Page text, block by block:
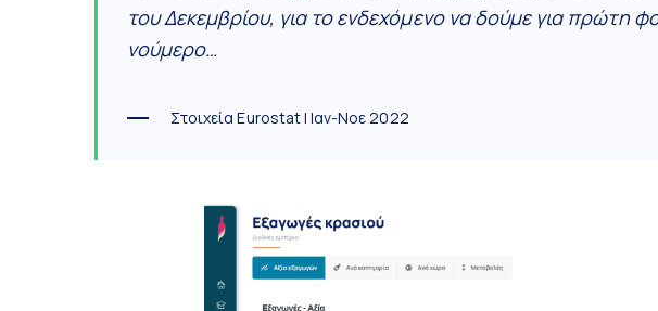
του Δεκεμβρίου, για το ενδεχόμενο να δούμε για πρώτη
νούμερο…
Στοιχεία Eurostat | Ιαν-Νοε 2022